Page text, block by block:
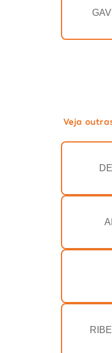
Veja